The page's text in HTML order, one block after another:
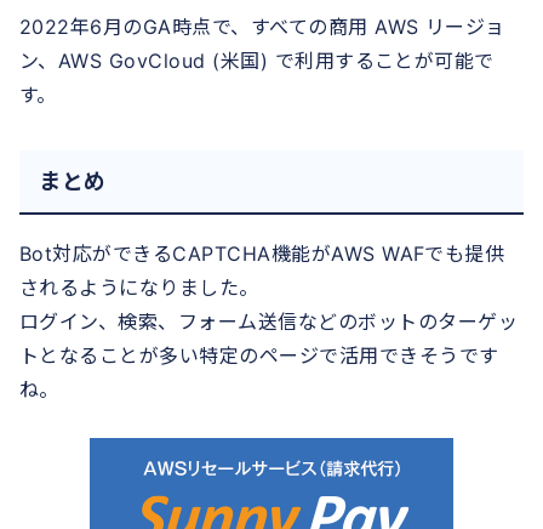
2022年6月のGA時点で、すべての商用 AWS リージョ
ン、AWS GovCloud (米国) で利用することが可能で
す。
まとめ
Bot対応ができるCAPTCHA機能がAWS WAFでも提供
されるようになりました。
ログイン、検索、フォーム送信などのボットのターゲッ
トとなることが多い特定のページで活用できそうです
ね。